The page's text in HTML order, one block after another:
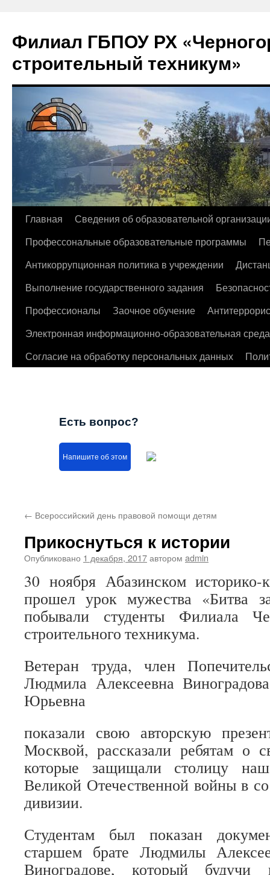
Филиал ГБПОУ РХ
строительный техникум»
Перейти
содержимому
Главная
Сведения об образовательной
Профессональные образовательные программы
Антикоррупционная политика в учреждении
Выполнение государственного задания
Профессионалы
Заочное обучение
Электронная информационно-образовательная среда
Согласие на обработку персональных данных
Есть вопрос?
Напишите об этом
← Всероссийский день правовой помощи детям
Прикоснуться к истории
Опубликовано 1 декабря, 2017автором admin
30 ноября Абазинском историко-
прошел урок мужества «Битва
побывали студенты Филиала
строительного техникума.
Ветеран труда, член
Людмила Алексеевна
Юрьевна
показали свою авторскую
Москвой, рассказали ребятам о
которые защищали столицу
Великой Отечественной войны в
дивизии.
Студентам был показан
старшем брате Людмилы
Виноградове, который будучи